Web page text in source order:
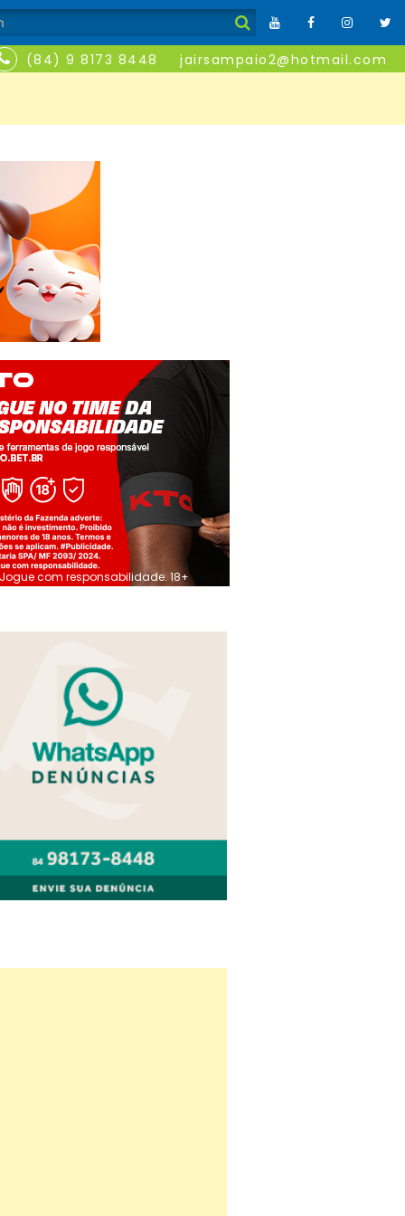
(84) 9 8173 8448 jairsampaio2@hotmail.com
Jogue com responsabilidade. 18+